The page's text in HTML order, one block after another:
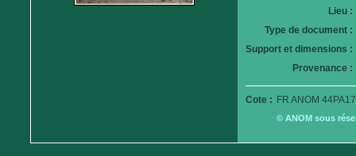
Lieu :
Type de document :
Support et dimensions :
Provenance :
Cote : FR ANOM
© ANOM sous